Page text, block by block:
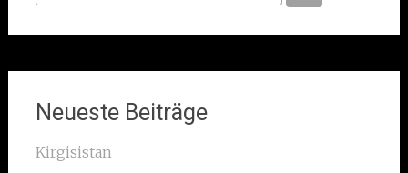
Neueste Beiträge
Kirgisistan